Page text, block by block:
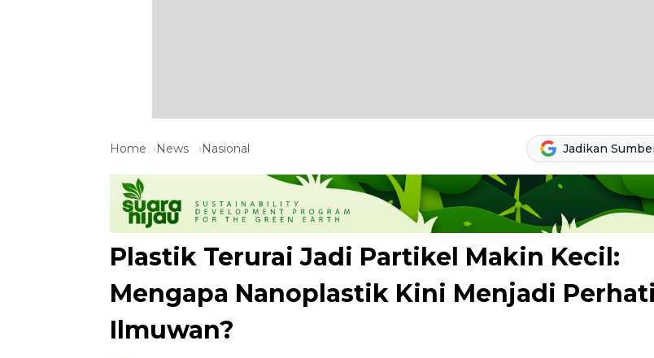
Home News Nasional Jadikan
Plastik Terurai Jadi Partikel Makin Kecil:
Mengapa Nanoplastik Kini Menjadi
Ilmuwan?